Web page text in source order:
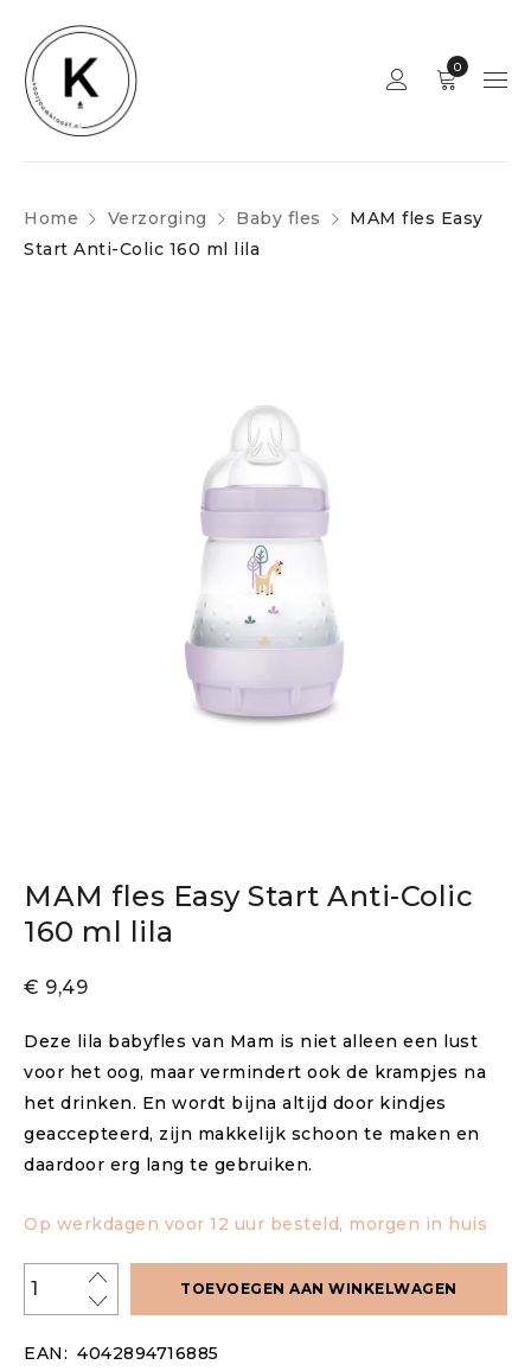
0
Home Verzorging Baby fles
MAM fles Easy
Start Anti-Colic 160 ml lila
MAM fles Easy Start Anti-Colic
160 ml lila
€ 9,49
Deze lila babyfles van Mam is niet alleen een lust
voor het oog, maar vermindert ook de krampjes na
het drinken. En wordt bijna altijd door kindjes
geaccepteerd, zijn makkelijk schoon te maken en
daardoor erg lang te gebruiken.
Op werkdagen voor 12 uur besteld, morgen in huis
TOEVOEGEN AAN WINKELWAGEN
EAN: 4042894716885